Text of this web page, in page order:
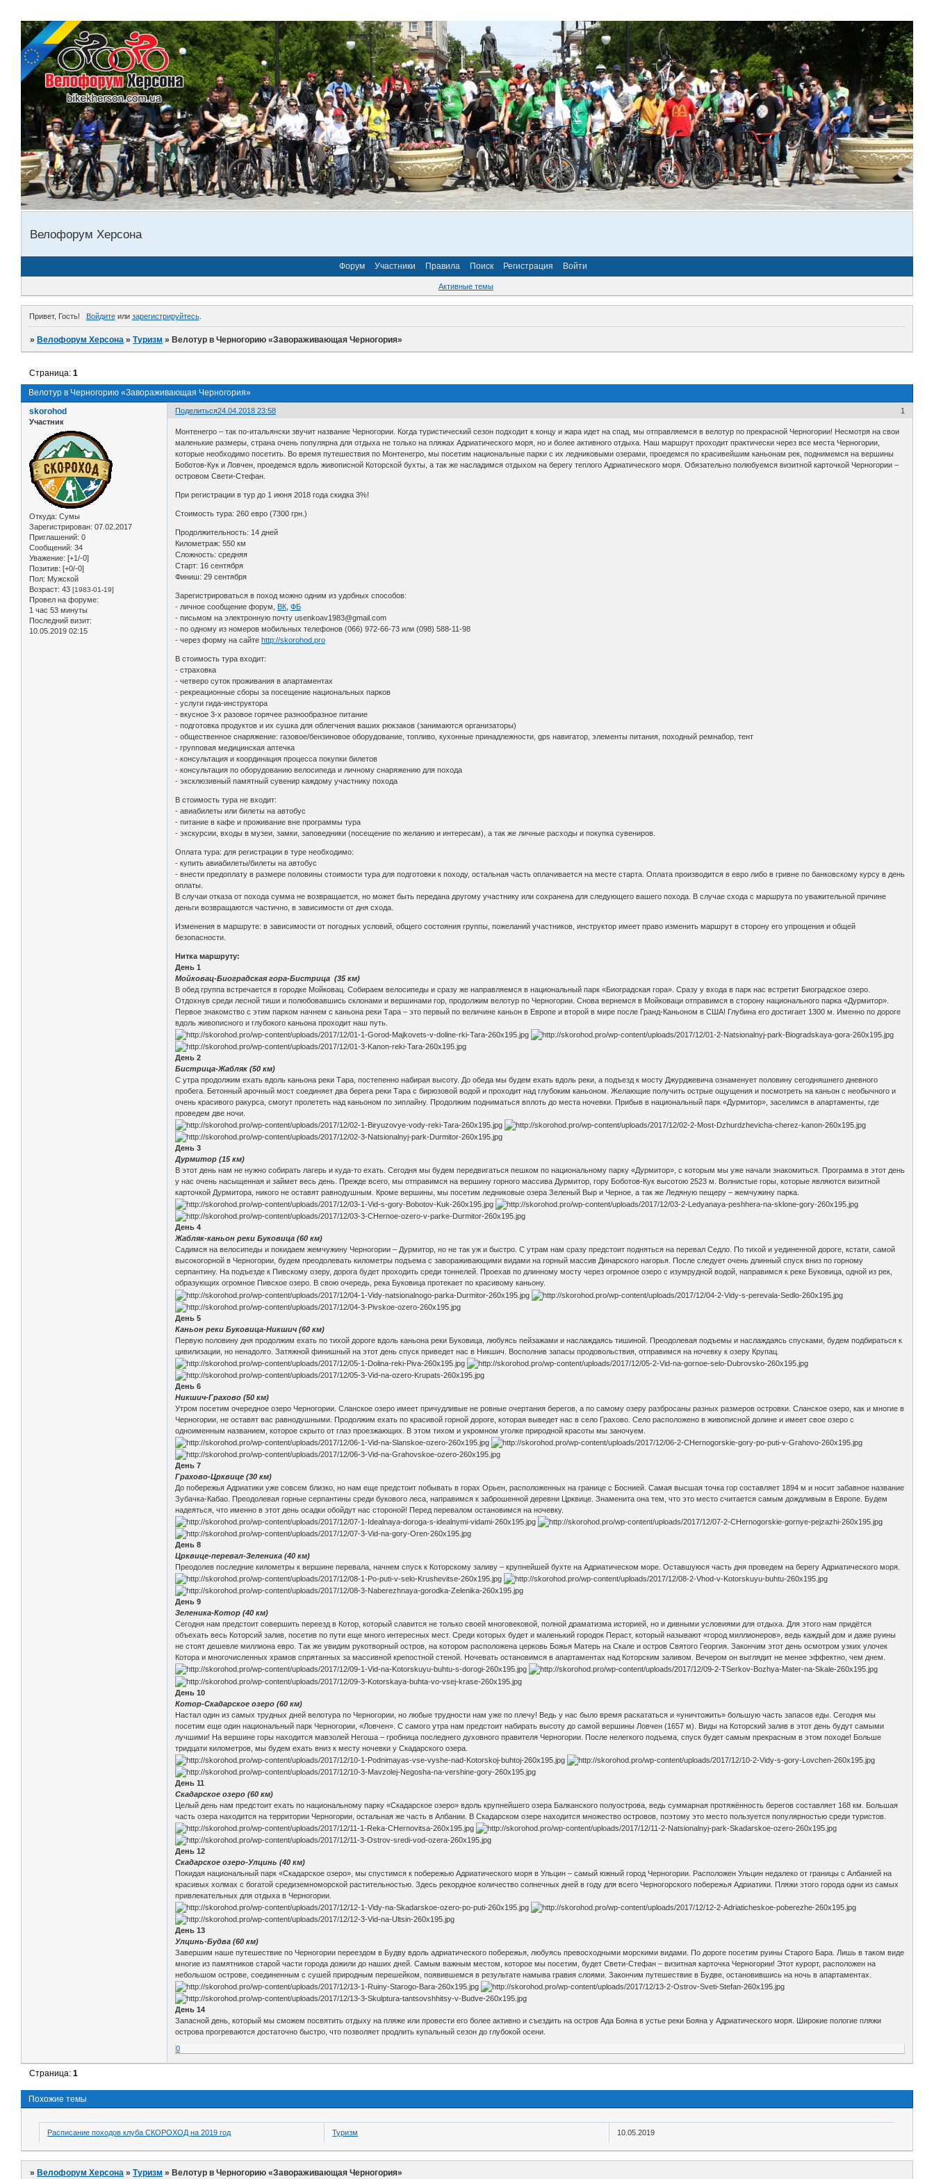
Велофорум Херсона
Форум Участники Правила Поиск Регистрация Войти
Активные темы
Привет, Гость! Войдитеили зарегистрируйтесь.
» Велофорум Херсона »Туризм » Велотур в Черногорию «Завораживающая Черногория»
Велотур в Черногорию «Завораживающая Черногория»
Страница:1
Поделиться 1
24.04.2018 23:58
skorohod
Участник
Откуда: Сумы
Зарегистрирован: 07.02.2017
Приглашений: 0
Сообщений: 34
Уважение: [+1/-0]
Позитив: [+0/-0]
Пол: Мужской
Возраст: 43 [1983-01-19]
Провел на форуме:
1 час 53 минуты
Последний визит:
10.05.2019 02:15
Монтенегро – так по-итальянски звучит название Черногории. Когда туристический сезон подходит к концу и жара идет на спад, мы отправляемся в велотур по прекрасной Черногории! Несмотря на свои
маленькие размеры, страна очень популярна для отдыха не только на пляжах Адриатического моря, но и более активного отдыха. Наш маршрут проходит практически через все места Черногории,
которые необходимо посетить. Во время путешествия по Монтенегро, мы посетим национальные парки с их ледниковыми озерами, проедемся по красивейшим каньонам рек, поднимемся на вершины
Боботов-Кук и Ловчен, проедемся вдоль живописной Которской бухты, а так же насладимся отдыхом на берегу теплого Адриатического моря. Обязательно полюбуемся визитной карточкой Черногории –
островом Свети-Стефан.
При регистрации в тур до 1 июня 2018 года скидка 3%!
Стоимость тура: 260 евро (7300 грн.)
Продолжительность: 14 дней
Километраж: 550 км
Сложность: средняя
Старт: 16 сентября
Финиш: 29 сентября
Зарегистрироваться в поход можно одним из удобных способов:
- личное сообщение форум, ВК ,ФБ
- письмом на электронную почту usenkoav1983@gmail.com
- по одному из номеров мобильных телефонов (066) 972-66-73 или (098) 588-11-98
- через форму на сайтеhttp://skorohod.pro
В стоимость тура входит:
- страховка
- четверо суток проживания в апартаментах
- рекреационные сборы за посещение национальных парков
- услуги гида-инструктора
- вкусное 3-х разовое горячее разнообразное питание
- подготовка продуктов и их сушка для облегчения ваших рюкзаков (занимаются организаторы)
- общественное снаряжение: газовое/бензиновое оборудование, топливо, кухонные принадлежности, gps навигатор, элементы питания, походный ремнабор, тент
- групповая медицинская аптечка
- консультация и координация процесса покупки билетов
- консультация по оборудованию велосипеда и личному снаряжению для похода
- эксклюзивный памятный сувенир каждому участнику похода
В стоимость тура не входит:
- авиабилеты или билеты на автобус
- питание в кафе и проживание вне программы тура
- экскурсии, входы в музеи, замки, заповедники (посещение по желанию и интересам), а так же личные расходы и покупка сувениров.
Оплата тура: для регистрации в туре необходимо:
- купить авиабилеты/билеты на автобус
- внести предоплату в размере половины стоимости тура для подготовки к походу, остальная часть оплачивается на месте старта. Оплата производится в евро либо в гривне по банковскому курсу в день
оплаты.
В случаи отказа от похода сумма не возвращается, но может быть передана другому участнику или сохранена для следующего вашего похода. В случае схода с маршрута по уважительной причине
деньги возвращаются частично, в зависимости от дня схода.
Изменения в маршруте: в зависимости от погодных условий, общего состояния группы, пожеланий участников, инструктор имеет право изменить маршрут в сторону его упрощения и общей
безопасности.
Нитка маршруту:
День 1
Мойковац-Биоградская гора-Бистрица (35 км)
В обед группа встречается в городке Мойковац. Собираем велосипеды и сразу же направляемся в национальный парк «Биоградская гора». Сразу у входа в парк нас встретит Биоградское озеро.
Отдохнув среди лесной тиши и полюбовавшись склонами и вершинами гор, продолжим велотур по Черногории. Снова вернемся в Мойковаци отправимся в сторону национального парка «Дурмитор».
Первое знакомство с этим парком начнем с каньона реки Тара – это первый по величине каньон в Европе и второй в мире после Гранд-Каньоном в США! Глубина его достигает 1300 м. Именно по дороге
вдоль живописного и глубокого каньона проходит наш путь.
День 2
Бистрица-Жабляк (50 км)
С утра продолжим ехать вдоль каньона реки Тара, постепенно набирая высоту. До обеда мы будем ехать вдоль реки, а подъезд к мосту Джурджевича ознаменует половину сегодняшнего дневного
пробега. Бетонный арочный мост соединяет два берега реки Тара с бирюзовой водой и проходит над глубоким каньоном. Желающие получить острые ощущения и посмотреть на каньон с необычного и
очень красивого ракурса, смогут пролететь над каньоном по зиплайну. Продолжим подниматься вплоть до места ночевки. Прибыв в национальный парк «Дурмитор», заселимся в апартаменты, где
проведем две ночи.
День 3
Дурмитор (15 км)
В этот день нам не нужно собирать лагерь и куда-то ехать. Сегодня мы будем передвигаться пешком по национальному парку «Дурмитор», с которым мы уже начали знакомиться. Программа в этот день
у нас очень насыщенная и займет весь день. Прежде всего, мы отправимся на вершину горного массива Дурмитор, гору Боботов-Кук высотою 2523 м. Волнистые горы, которые являются визитной
карточкой Дурмитора, никого не оставят равнодушным. Кроме вершины, мы посетим ледниковые озера Зеленый Выр и Черное, а так же Ледяную пещеру – жемчужину парка.
День 4
Жабляк-каньон реки Буковица (60 км)
Садимся на велосипеды и покидаем жемчужину Черногории – Дурмитор, но не так уж и быстро. С утрам нам сразу предстоит подняться на перевал Седло. По тихой и уединенной дороге, кстати, самой
высокогорной в Черногории, будем преодолевать километры подъема с завораживающими видами на горный массив Динарского нагорья. После следует очень длинный спуск вниз по горному
серпантину. На подъезде к Пивскому озеру, дорога будет проходить среди тоннелей. Проехав по длинному мосту через огромное озеро с изумрудной водой, направимся к реке Буковица, одной из рек,
образующих огромное Пивское озеро. В свою очередь, река Буковица протекает по красивому каньону.
День 5
Каньон реки Буковица-Никшич (60 км)
Первую половину дня продолжим ехать по тихой дороге вдоль каньона реки Буковица, любуясь пейзажами и наслаждаясь тишиной. Преодолевая подъемы и наслаждаясь спусками, будем подбираться к
цивилизации, но ненадолго. Затяжной финишный на этот день спуск приведет нас в Никшич. Восполнив запасы продовольствия, отправимся на ночевку к озеру Крупац.
День 6
Никшич-Грахово (50 км)
Утром посетим очередное озеро Черногории. Сланское озеро имеет причудливые не ровные очертания берегов, а по самому озеру разбросаны разных размеров островки. Сланское озеро, как и многие в
Черногории, не оставят вас равнодушными. Продолжим ехать по красивой горной дороге, которая выведет нас в село Грахово. Село расположено в живописной долине и имеет свое озеро с
одноименным названием, которое скрыто от глаз проезжающих. В этом тихом и укромном уголке природной красоты мы заночуем.
День 7
Грахово-Црквице (30 км)
До побережья Адриатики уже совсем близко, но нам еще предстоит побывать в горах Орьен, расположенных на границе с Боснией. Самая высшая точка гор составляет 1894 м и носит забавное название
Зубачка-Кабао. Преодолевая горные серпантины среди букового леса, направимся к заброшенной деревни Црквице. Знаменита она тем, что это место считается самым дождливым в Европе. Будем
надеяться, что именно в этот день осадки обойдут нас стороной! Перед перевалом остановимся на ночевку.
День 8
Црквице-перевал-Зеленика (40 км)
Преодолев последние километры к вершине перевала, начнем спуск к Которскому заливу – крупнейшей бухте на Адриатическом море. Оставшуюся часть дня проведем на берегу Адриатического моря.
День 9
Зеленика-Котор (40 км)
Сегодня нам предстоит совершить переезд в Котор, который славится не только своей многовековой, полной драматизма историей, но и дивными условиями для отдыха. Для этого нам придётся
объехать весь Которсий залив, посетив по пути еще много интересных мест. Среди которых будет и маленький городок Пераст, который называют «город миллионеров», ведь каждый дом и даже руины
не стоят дешевле миллиона евро. Так же увидим рукотворный остров, на котором расположена церковь Божья Матерь на Скале и остров Святого Георгия. Закончим этот день осмотром узких улочек
Котора и многочисленных храмов спрятанных за массивной крепостной стеной. Ночевать остановимся в апартаментах над Которским заливом. Вечером он выглядит не менее эффектно, чем днем.
День 10
Котор-Скадарское озеро (60 км)
Настал один из самых трудных дней велотура по Черногории, но любые трудности нам уже по плечу! Ведь у нас было время раскататься и «уничтожить» большую часть запасов еды. Сегодня мы
посетим еще один национальный парк Черногории, «Ловчен». С самого утра нам предстоит набирать высоту до самой вершины Ловчен (1657 м). Виды на Которский залив в этот день будут самыми
лучшими! На вершине горы находится мавзолей Негоша – гробница последнего духовного правителя Черногории. После нелегкого подъема, спуск будет самым прекрасным в этом походе! Больше
тридцати километров, мы будем ехать вниз к месту ночевки у Скадарского озера.
День 11
Скадарское озеро (60 км)
Целый день нам предстоит ехать по национальному парку «Скадарское озеро» вдоль крупнейшего озера Балканского полуострова, ведь суммарная протяжённость берегов составляет 168 км. Большая
часть озера находится на территории Черногории, остальная же часть в Албании. В Скадарском озере находится множество островов, поэтому это место пользуется популярностью среди туристов.
День 12
Скадарское озеро-Улцинь (40 км)
Покидая национальный парк «Скадарское озеро», мы спустимся к побережью Адриатического моря в Ульцин – самый южный город Черногории. Расположен Ульцин недалеко от границы с Албанией на
красивых холмах с богатой средиземноморской растительностью. Здесь рекордное количество солнечных дней в году для всего Черногорского побережья Адриатики. Пляжи этого города одни из самых
привлекательных для отдыха в Черногории.
День 13
Улцинь-Будва (60 км)
Завершим наше путешествие по Черногории переездом в Будву вдоль адриатического побережья, любуясь превосходными морскими видами. По дороге посетим руины Старого Бара. Лишь в таком виде
многие из памятников старой части города дожили до наших дней. Самым важным местом, которое мы посетим, будет Свети-Стефан – визитная карточка Черногории! Этот курорт, расположен на
небольшом острове, соединенным с сушей природным перешейком, появившемся в результате намыва гравия слоями. Закончим путешествие в Будве, остановившись на ночь в апартаментах.
День 14
Запасной день, который мы сможем посвятить отдыху на пляже или провести его более активно и съездить на остров Ада Бояна в устье реки Бояна у Адриатического моря. Широкие пологие пляжи
острова прогреваются достаточно быстро, что позволяет продлить купальный сезон до глубокой осени.
0
Страница:1
Похожие темы
Расписание походов клуба СКОРОХОД на 2019 год Туризм 10.05.2019
»Велофорум Херсона »Туризм »Велотур в Черногорию «Завораживающая Черногория»